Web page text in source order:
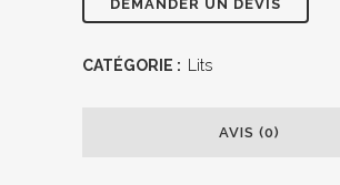
CATÉGORIE : Lits
AVIS (0)